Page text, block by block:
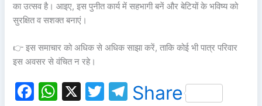
का उत्सव है। आइए, इस पुनीत कार्य में सहभागी बनें और बेटियों के भविष्य को
सुरक्षित व सशक्त बनाएं।
👉 इस समाचार को अधिक से अधिक साझा करें, ताकि कोई भी पात्र परिवार
इस अवसर से वंचित न रहे।
F
W X
T
T
Share